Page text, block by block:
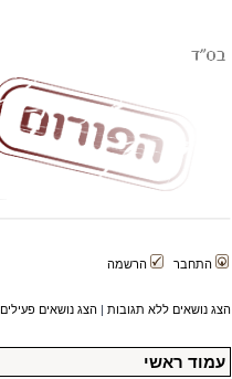
התחבר הרשמה
הצג נושאים ללא תגובות | הצג נושאים פעילים
עמוד ראשי